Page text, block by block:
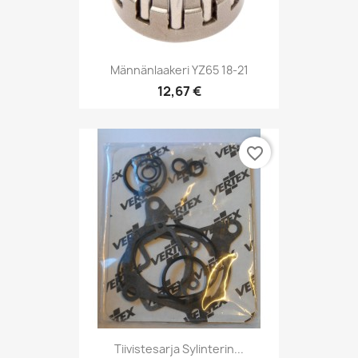
Männänlaakeri YZ65 18-21
12,67 €
Tiivistesarja Sylinterin...
favorite_border